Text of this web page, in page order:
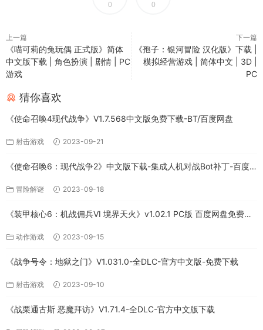
0 0
上一篇
《喵可莉的兔玩偶 正式版》简体
中文版下载 | 角色扮演 | 剧情 | PC
游戏
下一篇
《孢子：银河冒险 汉化版》下载 |
模拟经营游戏 | 简体中文 | 3D |
PC
猜你喜欢
《使命召唤4现代战争》V1.7.568中文版免费下载-BT/百度网盘
射击游戏 2023-09-21
《使命召唤6：现代战争2》中文版下载-集成人机对战Bot补丁-百度
冒险解谜 2023-09-18
《装甲核心6：机战佣兵VI 境界天火》v1.02.1 PC版 百度网盘免费下
动作游戏 2023-09-15
《战争号令：地狱之门》V1.031.0-全DLC-官方中文版-免费下载
射击游戏 2023-09-10
《战栗通古斯 恶魔拜访》V1.71.4-全DLC-官方中文版下载